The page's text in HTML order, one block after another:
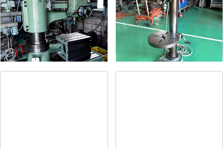
メーカー 森精機
形 式 YR3-115
年 式-
メーカー 吉良
形 式KRT-340
式-